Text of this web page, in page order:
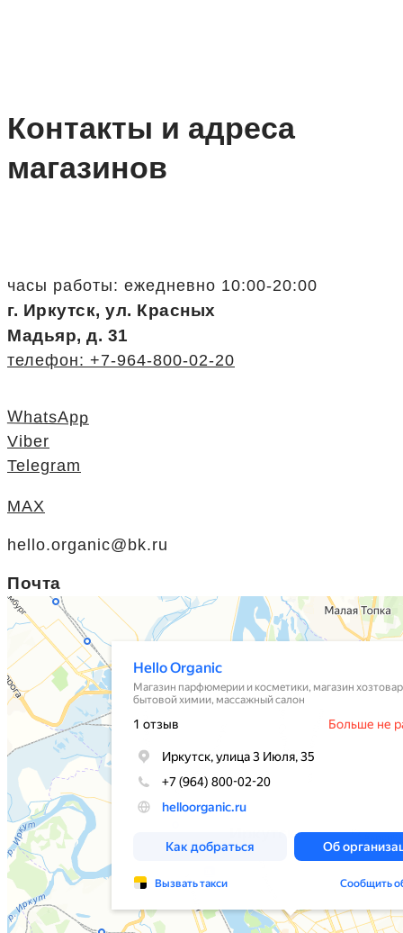
Контакты и адреса
магазинов
часы работы: ежедневно 10:00-20:00
г. Иркутск, ул. Красных
Мадьяр, д. 31
телефон: +7-964-800-02-20
WhatsApp
Viber
Telegram
MAX
hello.organic@bk.ru
Почта